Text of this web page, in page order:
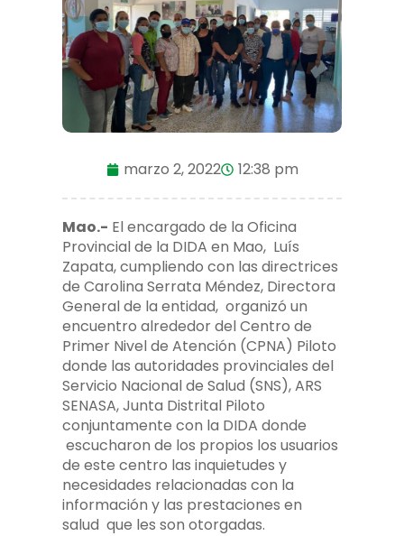
marzo 2, 2022 12:38 pm
Mao.- El encargado de la Oficina
Provincial de la DIDA en Mao, Luís
Zapata, cumpliendo con las directrices
de Carolina Serrata Méndez, Directora
General de la entidad, organizó un
encuentro alrededor del Centro de
Primer Nivel de Atención (CPNA) Piloto
donde las autoridades provinciales del
Servicio Nacional de Salud (SNS), ARS
SENASA, Junta Distrital Piloto
conjuntamente con la DIDA donde
escucharon de los propios los usuarios
de este centro las inquietudes y
necesidades relacionadas con la
información y las prestaciones en
salud que les son otorgadas.